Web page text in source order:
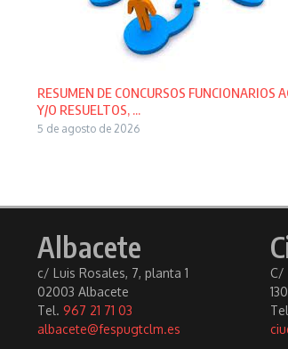
RESUMEN DE CONCURSOS FUNCIONARIOS
Y/O RESUELTOS, ...
5 de agosto de 2026
Albacete
c/ Luis Rosales, 7, planta 1
02003 Albacete
Tel. 967 21 71 03
albacete@fespugtclm.es
C/